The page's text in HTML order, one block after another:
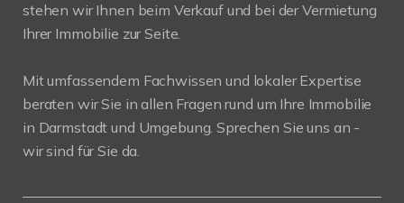
stehen wir Ihnen beim Verkauf und bei der Vermietung
Ihrer Immobilie zur Seite.
Mit umfassendem Fachwissen und lokaler Expertise
beraten wir Sie in allen Fragen rund um Ihre Immobilie
in Darmstadt und Umgebung. Sprechen Sie uns an -
wir sind für Sie da.